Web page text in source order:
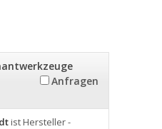
Anfragen
ist Hersteller -